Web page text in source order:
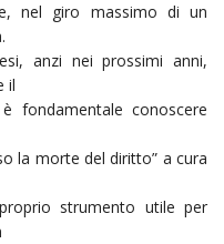
nel giro massimo di un
anzi nei prossimi anni,
il
fondamentale conoscere
la morte del diritto” a cura
strumento utile per